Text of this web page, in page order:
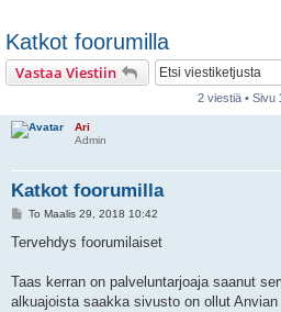
Katkot foorumilla
Vastaa Viestiin
2 viestiä • Sivu
Ari
Admin
Katkot foorumilla
V
e
i
To Maalis 29, 2018 10:42
Tervehdys foorumilaiset
Taas kerran on palveluntarjoaja saanut
alkuajoista saakka sivusto on ollut